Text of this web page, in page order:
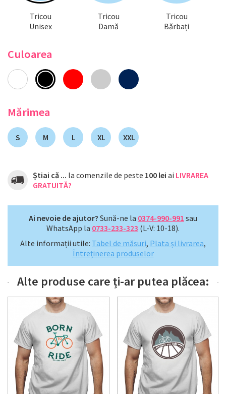
Tricou
Unisex
Tricou
Damă
Tricou
Bărbați
Culoarea
Mărimea
S M L XL XXL
Știai că ... la comenzile de peste 100 lei ai LIVRAREA
GRATUITĂ?
Ai nevoie de ajutor? Sună-ne la 0374-990-991 sau
WhatsApp la 0733-233-323 (L-V: 10-18).
Alte informații utile: Tabel de măsuri, Plata și livrarea,
Întreținerea produselor
Alte produse care ți-ar putea plăcea: